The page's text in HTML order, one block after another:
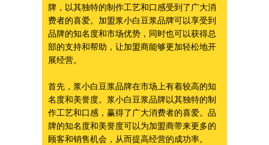
牌，以其独特的制作工艺和口感受到了广大消
费者的喜爱。加盟浆小白豆浆品牌可以享受到
品牌的知名度和市场优势，同时也可以获得总
部的支持和帮助，让加盟商能够更加轻松地开
展经营。
首先，浆小白豆浆品牌在市场上有着较高的知
名度和美誉度。浆小白豆浆品牌以其独特的制
作工艺和口感，赢得了广大消费者的喜爱。品
牌的知名度和美誉度可以为加盟商带来更多的
顾客和销售机会，从而提高经营的成功率。